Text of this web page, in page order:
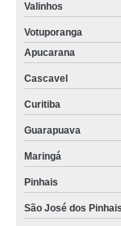
Valinhos
Votuporanga
Apucarana
Cascavel
Curitiba
Guarapuava
Maringá
Pinhais
São José dos Pinhais